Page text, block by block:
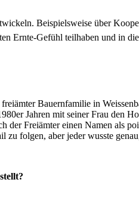
Beispiel­sweise über
Ernte-Gefühl teil­haben und in
Bauern­fam­i­lie in
Jahren mit sein­er Frau den
der Freiämter einen Namen als
fol­gen, aber jed­er wusste